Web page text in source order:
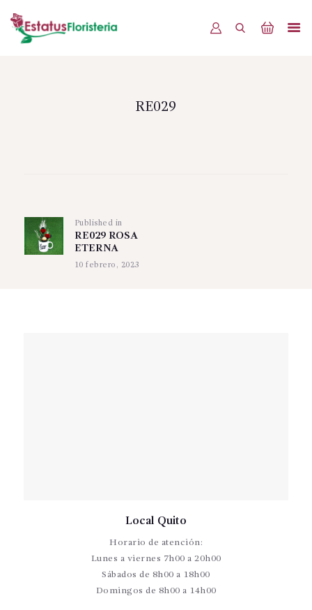
PRODUCTOSRE029
entradasPublished in
post:
RE029 ROSA
ETERNA
10 febrero, 2023
Local Quito
Horario de atención:
Lunes a viernes 7h00 a 20h00
Sábados de 8h00 a 18h00
Domingos de 8h00 a 14h00